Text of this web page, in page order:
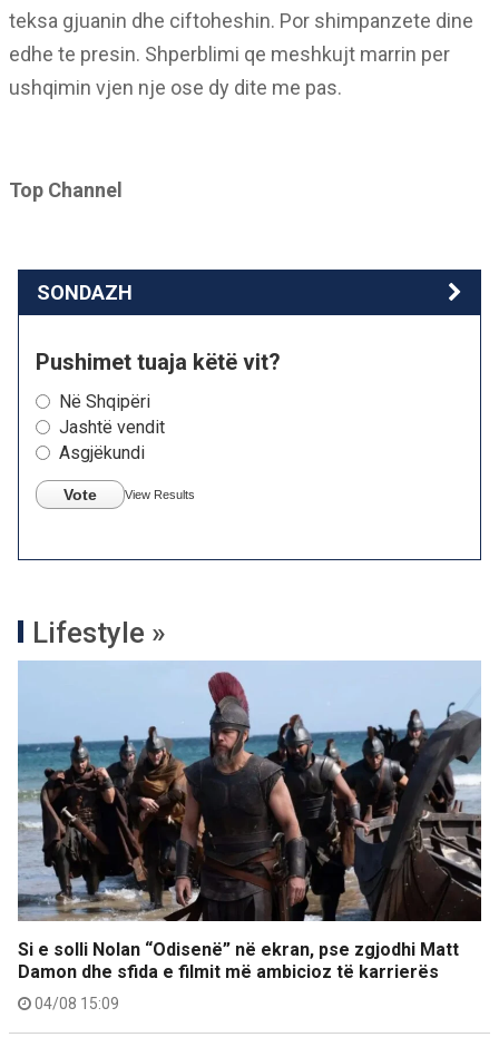
teksa gjuanin dhe ciftoheshin. Por shimpanzete dine
edhe te presin. Shperblimi qe meshkujt marrin per
ushqimin vjen nje ose dy dite me pas.
Top Channel
SONDAZH
Pushimet tuaja këtë vit?
Në Shqipëri
Jashtë vendit
Asgjëkundi
Vote View Results
Lifestyle »
Si e solli Nolan “Odisenë” në ekran, pse zgjodhi Matt
Damon dhe sfida e filmit më ambicioz të karrierës
04/08 15:09